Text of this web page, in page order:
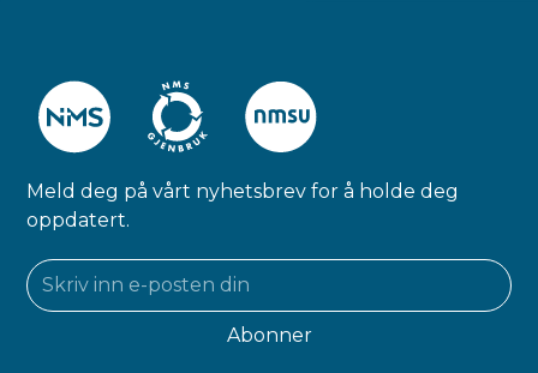
Meld deg på vårt nyhetsbrev for å holde deg
oppdatert.